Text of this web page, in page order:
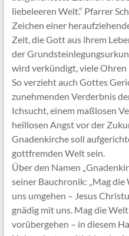
liebeleeren Welt.“ Pfarrer
Zeichen einer
Zeit, die Gott aus ihrem
der
wird verkündigt, viele Ohren
So verzieht auch Gottes
zunehmenden Verderbnis
Ichsucht, einem maßlosen
heillosen Angst vor der
Gnadenkirche soll
gottfremden Welt sein.
Über den Namen
seiner Bauchronik: „Mag
uns umgehen – Jesus
gnädig mit uns. Mag die
vorübergehen – in diesem